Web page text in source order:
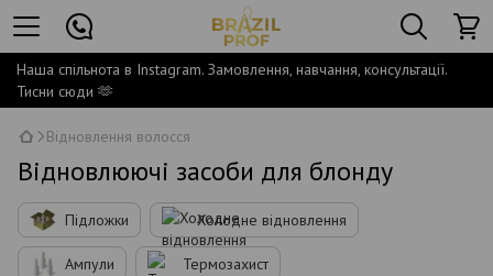
Наша спільнота в Instagram. Замовлення, навчання, консультації.
Тисни сюди 🫶
Відновлення волосся
Відновлюючі засоби для блонду
Підложки Холодне відновлення
Ампули Термозахист